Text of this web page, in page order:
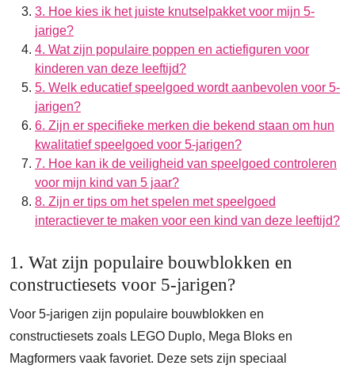
3. Hoe kies ik het juiste knutselpakket voor mijn 5-
jarige?
4. Wat zijn populaire poppen en actiefiguren voor
kinderen van deze leeftijd?
5. Welk educatief speelgoed wordt aanbevolen voor 5-
jarigen?
6. Zijn er specifieke merken die bekend staan om hun
kwalitatief speelgoed voor 5-jarigen?
7. Hoe kan ik de veiligheid van speelgoed controleren
voor mijn kind van 5 jaar?
8. Zijn er tips om het spelen met speelgoed
interactiever te maken voor een kind van deze leeftijd?
1. Wat zijn populaire bouwblokken en
constructiesets voor 5-jarigen?
Voor 5-jarigen zijn populaire bouwblokken en
constructiesets zoals LEGO Duplo, Mega Bloks en
Magformers vaak favoriet. Deze sets zijn speciaal